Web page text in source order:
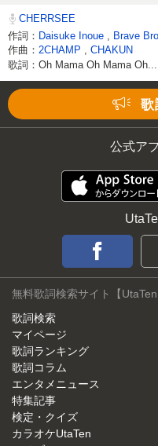
CHERRSEE
作詞： Daisuke Inoue Brave
作曲： 2CHAMP CHAKUN
歌詞：Oh Mama Oh Mama Oh...
Unmute
歌
公式ア
無料歌詞検索サイト【UtaTen
歌詞検索
マイページ
歌詞ランキング
歌詞コラム
エンタメニュース
特集記事
検定・クイズ
カラオケUtaTen